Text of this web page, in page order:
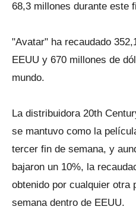
68,3 millones durante este
"Avatar" ha recaudado
EEUU y 670 millones de
mundo.
La distribuidora 20th
se mantuvo como la
tercer fin de semana, y
bajaron un 10%, la
obtenido por cualquier otra
semana dentro de EEUU.